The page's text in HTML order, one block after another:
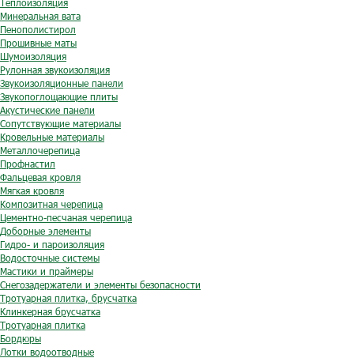
Теплоизоляция
Минеральная вата
Пенополистирол
Прошивные маты
Шумоизоляция
Рулонная звукоизоляция
Звукоизоляционные панели
Звукопоглощающие плиты
Акустические панели
Сопутствующие материалы
Кровельные материалы
Металлочерепица
Профнастил
Фальцевая кровля
Мягкая кровля
Композитная черепица
Цементно-песчаная черепица
Доборные элементы
Гидро- и пароизоляция
Водосточные системы
Мастики и праймеры
Снегозадержатели и элементы безопасности
Тротуарная плитка, брусчатка
Клинкерная брусчатка
Тротуарная плитка
Бордюры
Лотки водоотводные